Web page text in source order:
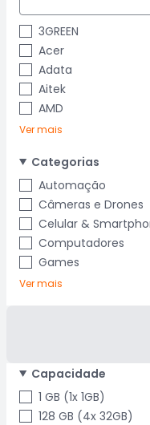
3GREEN
Acer
Adata
Aitek
AMD
Ver mais
Categorias
Automação
Câmeras e Drones
Celular &
Computadores
Games
Ver mais
Capacidade
1 GB (1x 1GB)
128 GB (4x 32GB)